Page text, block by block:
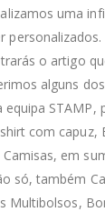
uma
o artigo
alguns
STAMP,
com capuz,
em
só, também
Multibolsos,